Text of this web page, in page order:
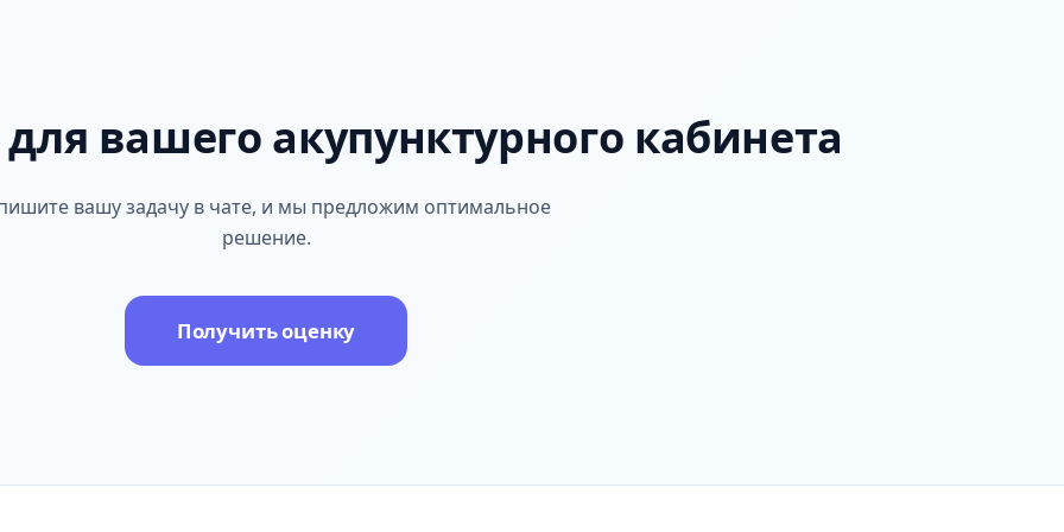
вашего акупунктурного кабинета
вашу задачу в чате, и мы предложим оптимальное
решение.
Получить оценку